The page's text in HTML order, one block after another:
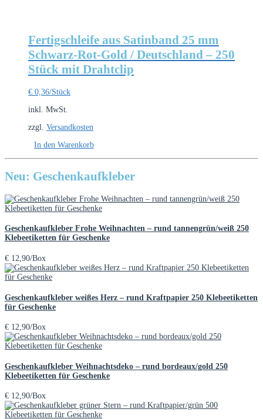
Fertigschleife aus Satinband 25 mm
Schwarz-Rot-Gold / Deutschland – 250
Stück mit Drahtclip
€ 0,36/Stück
inkl. MwSt.
zzgl. Versandkosten
In den Warenkorb
Neu: Geschenkaufkleber
Geschenkaufkleber Frohe Weihnachten – rund tannengrün/weiß 250
Klebeetiketten für Geschenke
€ 12,90/Box
Geschenkaufkleber weißes Herz – rund Kraftpapier 250 Klebeetiketten
für Geschenke
€ 12,90/Box
Geschenkaufkleber Weihnachtsdeko – rund bordeaux/gold 250
Klebeetiketten für Geschenke
€ 12,90/Box